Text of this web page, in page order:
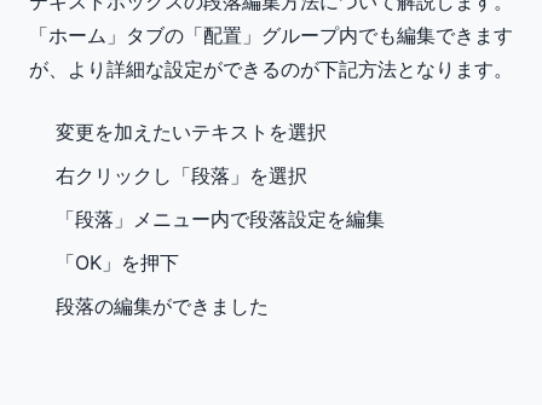
「ホーム」タブの「配置」グループ内でも編集できます
が、より詳細な設定ができるのが下記方法となります。
変更を加えたいテキストを選択
右クリックし「段落」を選択
「段落」メニュー内で段落設定を編集
「OK」を押下
段落の編集ができました